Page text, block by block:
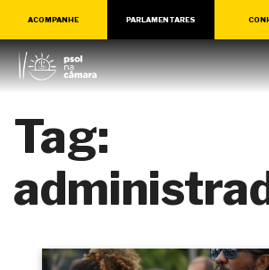
ACOMPANHE PARLAMENTARES
Tag: